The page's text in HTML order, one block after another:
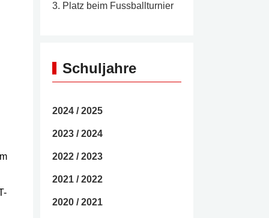
3. Platz beim Fussballturnier
Schuljahre
2024 / 2025
2023 / 2024
2022 / 2023
2021 / 2022
2020 / 2021